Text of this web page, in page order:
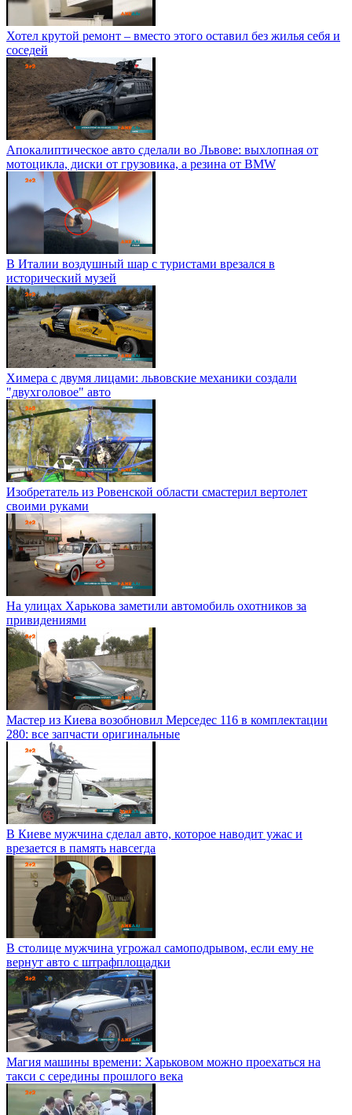
Хотел крутой ремонт – вместо этого оставил без жилья себя и
соседей
Апокалиптическое авто сделали во Львове: выхлопная от
мотоцикла, диски от грузовика, а резина от BMW
В Италии воздушный шар с туристами врезался в
исторический музей
Химера с двумя лицами: львовские механики создали
"двухголовое" авто
Изобретатель из Ровенской области смастерил вертолет
своими руками
На улицах Харькова заметили автомобиль охотников за
привидениями
Мастер из Киева возобновил Мерседес 116 в комплектации
280: все запчасти оригинальные
В Киеве мужчина сделал авто, которое наводит ужас и
врезается в память навсегда
В столице мужчина угрожал самоподрывом, если ему не
вернут авто с штрафплощадки
Магия машины времени: Харьковом можно проехаться на
такси с середины прошлого века